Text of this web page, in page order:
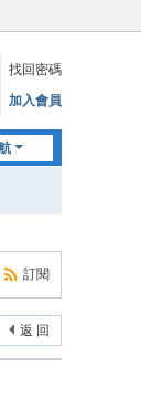
找回密碼
加入會員
訂閱
返 回